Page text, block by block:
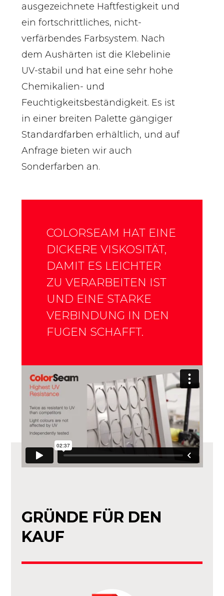
ausgezeichnete Haftfestigkeit und
ein fortschrittliches, nicht-
verfärbendes Farbsystem. Nach
dem Aushärten ist die Klebelinie
UV-stabil und hat eine sehr hohe
Chemikalien- und
Feuchtigkeitsbeständigkeit. Es ist
in einer breiten Palette gängiger
Standardfarben erhältlich, und auf
Anfrage bieten wir auch
Sonderfarben an.
COLORSEAM HAT EINE
DICKERE VISKOSITÄT,
DAMIT ES LEICHTER
ZU VERARBEITEN IST
UND EINE STARKE
VERBINDUNG IN DEN
FUGEN SCHAFFT.
GRÜNDE FÜR DEN
KAUF